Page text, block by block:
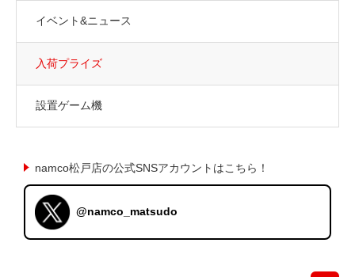
イベント&ニュース
入荷プライズ
設置ゲーム機
namco松戸店の公式SNSアカウントはこちら！
@namco_matsudo